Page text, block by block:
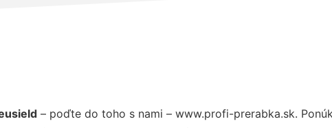
– poďte do toho s nami – www.profi-prerabka.sk.